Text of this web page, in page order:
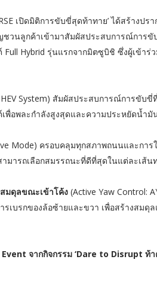
เปิดมิติการขับขี่สุดท้าทาย’ ได้สร้างป
วนลูกค้าเข้ามาสัมผัสประสบการณ์การขั
Full Hybrid รุ่นแรกจากมิตซูบิชิ ซึ่งผู้เข้
HEV System) สัมผัสประสบการณ์การขับ
พื่อพละกำลังสูงสุดและความประหยัดน้ำมั
Mode) ครอบคลุมทุกสภาพถนนและการ
มารถเลือกสมรรถนะที่ดีที่สุดในแต่ละเส้น
มดุลขณะเข้าโค้ง (Active Yaw Control:
เบรกของล้อซ้ายและขวา เพื่อสร้างสมดุ
Event จากกิจกรรม ‘Dare to Disrupt ท้